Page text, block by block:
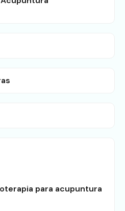
para acupuntura